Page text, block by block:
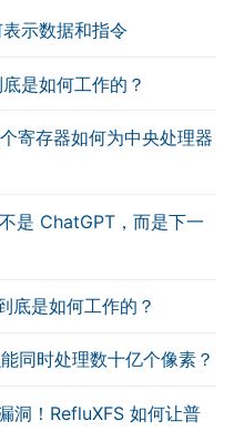
示数据和指令
是如何工作的？
寄存器如何为中央处理器
是 ChatGPT，而是下一
底是如何工作的？
同时处理数十亿个像素？
洞！RefluXFS 如何让普